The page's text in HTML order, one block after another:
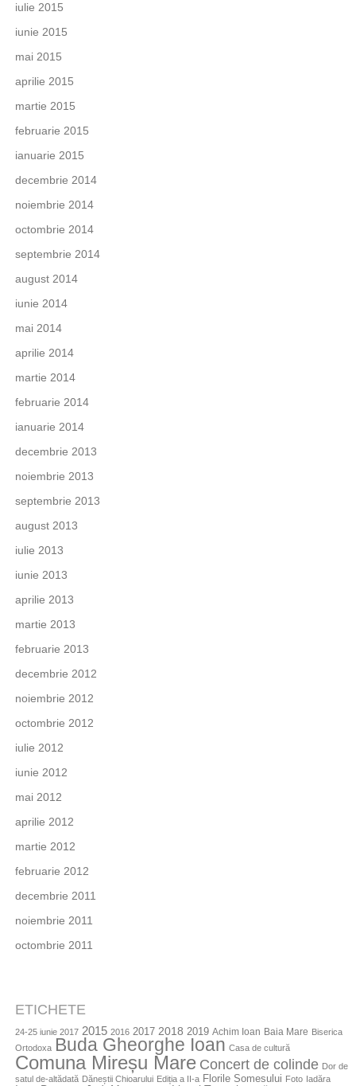
iulie 2015
iunie 2015
mai 2015
aprilie 2015
martie 2015
februarie 2015
ianuarie 2015
decembrie 2014
noiembrie 2014
octombrie 2014
septembrie 2014
august 2014
iunie 2014
mai 2014
aprilie 2014
martie 2014
februarie 2014
ianuarie 2014
decembrie 2013
noiembrie 2013
septembrie 2013
august 2013
iulie 2013
iunie 2013
aprilie 2013
martie 2013
februarie 2013
decembrie 2012
noiembrie 2012
octombrie 2012
iulie 2012
iunie 2012
mai 2012
aprilie 2012
martie 2012
februarie 2012
decembrie 2011
noiembrie 2011
octombrie 2011
ETICHETE
24-25 iunie 2017 2015 2016 2017 2018 2019 Achim Ioan Baia Mare Biserica
Ortodoxa
Buda Gheorghe Ioan Casa de cultură
Comuna Mireșu Mare Concert de colinde Dor de
satul de-altădată Dăneștii Chioarului Ediția a II-a Florile Somesului Foto Iadăra